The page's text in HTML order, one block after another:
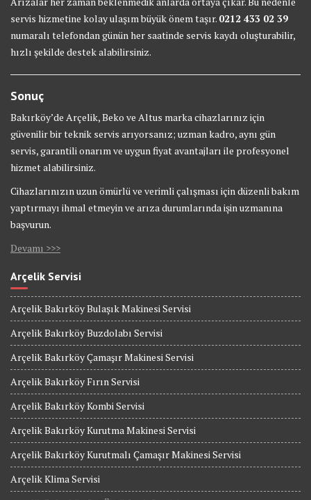
servis hizmetine kolay ulaşım büyük önem taşır. 0212 433 02 39
numaralı telefondan günün her saatinde servis kaydı oluşturabilir,
hızlı şekilde destek alabilirsiniz.
Sonuç
Bakırköy’de Arçelik, Beko ve Altus marka cihazlarınız için
güvenilir bir teknik servis arıyorsanız; uzman kadro, aynı gün
servis, garantili onarım ve uygun fiyat avantajları ile profesyonel
hizmet alabilirsiniz.
Cihazlarınızın uzun ömürlü ve verimli çalışması için düzenli bakım
yaptırmayı ihmal etmeyin ve arıza durumlarında işin uzmanına
başvurun.
Devamı >>>
Arçelik Servisi
Arçelik Bakırköy Bulaşık Makinesi Servisi
Arçelik Bakırköy Buzdolabı Servisi
Arçelik Bakırköy Çamaşır Makinesi Servisi
Arçelik Bakırköy Fırın Servisi
Arçelik Bakırköy Kombi Servisi
Arçelik Bakırköy Kurutma Makinesi Servisi
Arçelik Bakırköy Kurutmalı Çamaşır Makinesi Servisi
Arçelik Klima Servisi